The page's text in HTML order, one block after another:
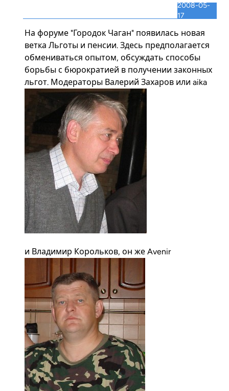
2008-05-
17
На форуме "Городок Чаган" появилась новая
ветка Льготы и пенсии. Здесь предполагается
обмениваться опытом, обсуждать способы
борьбы с бюрократией в получении законных
льгот. Модераторы Валерий Захаров или aika
и Владимир Корольков, он же Avenir